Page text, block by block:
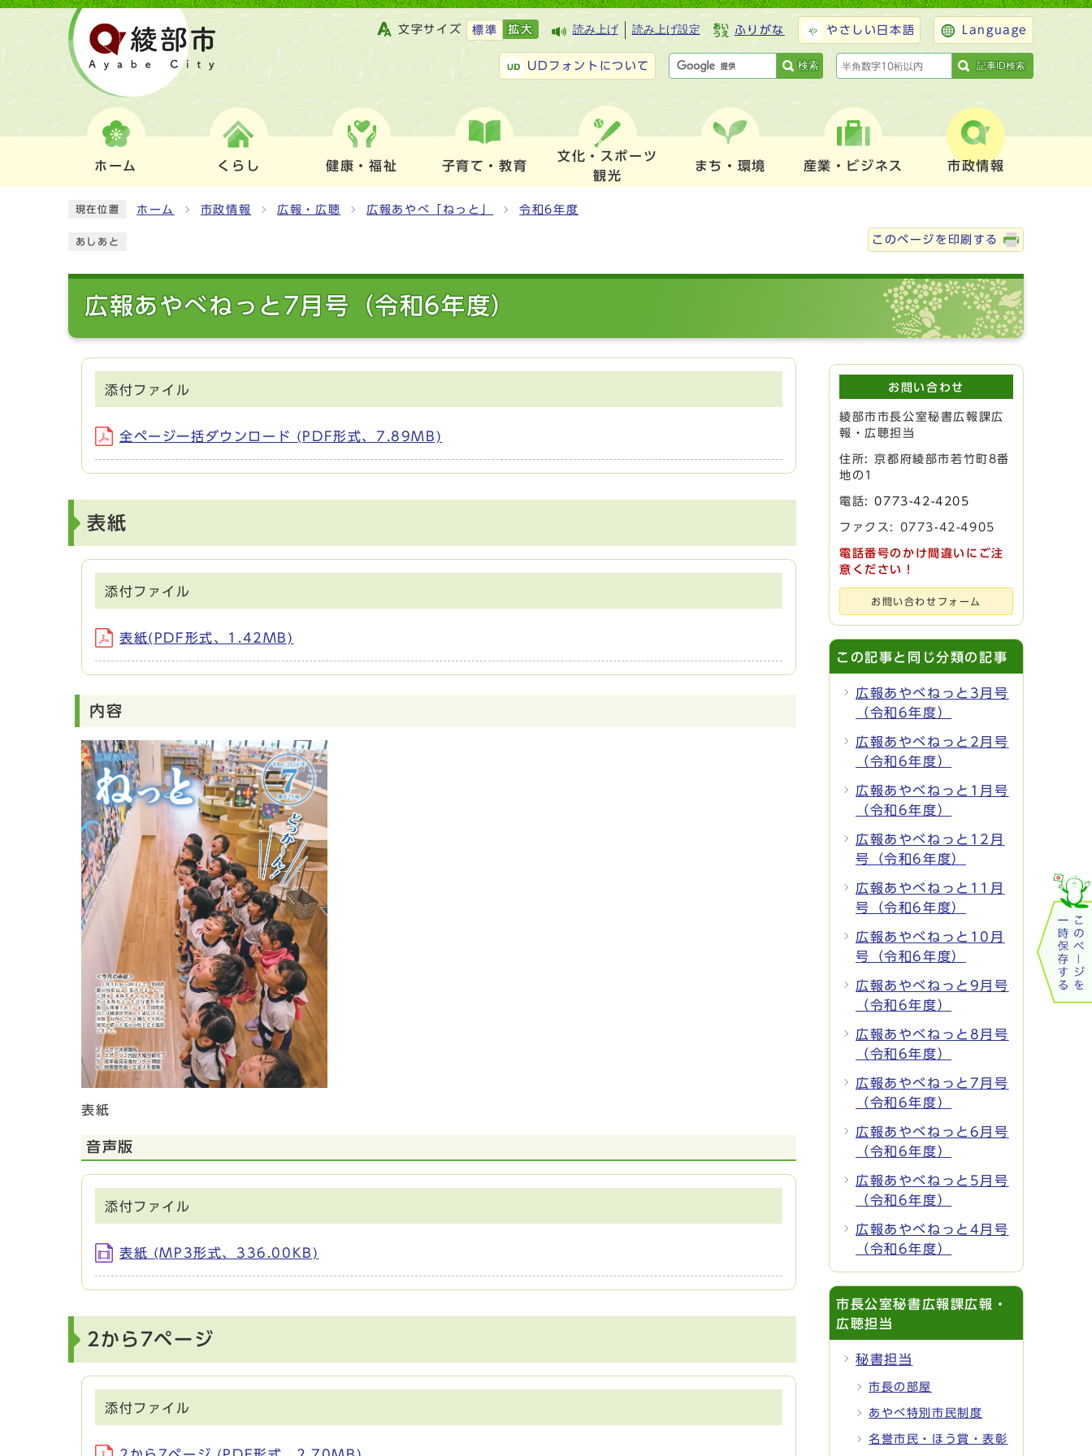
文字サイズ 標準 拡大 読み上げ 読み上げ設定 ふりがな やさしい日本語 Language
UDフォントについて 検索 記事ID検索
ホーム くらし 健康・福祉 子育て・教育
文化・スポーツ
観光
まち・環境 産業・ビジネス 市政情報
現在位置 ホーム 市政情報 広報・広聴 広報あやべ「ねっと」 令和6年度
あしあと このページを印刷する
広報あやべねっと7月号（令和6年度）
添付ファイル
全ページ一括ダウンロード (PDF形式、7.89MB)
表紙
添付ファイル
表紙(PDF形式、1.42MB)
内容
表紙
音声版
添付ファイル
表紙 (MP3形式、336.00KB)
2から7ページ
添付ファイル
お問い合わせ
綾部市市長公室秘書広報課広
報・広聴担当
住所: 京都府綾部市若竹町8番
地の1
電話:0773-42-4205
ファクス: 0773-42-4905
電話番号のかけ間違いにご注
意ください！
お問い合わせフォーム
この記事と同じ分類の記事
広報あやべねっと3月号
（令和6年度）
広報あやべねっと2月号
（令和6年度）
広報あやべねっと1月号
（令和6年度）
広報あやべねっと12月
号（令和6年度）
広報あやべねっと11月
号（令和6年度）
広報あやべねっと10月
号（令和6年度）
広報あやべねっと9月号
（令和6年度）
広報あやべねっと8月号
（令和6年度）
広報あやべねっと7月号
（令和6年度）
広報あやべねっと6月号
（令和6年度）
広報あやべねっと5月号
（令和6年度）
広報あやべねっと4月号
（令和6年度）
市長公室秘書広報課広報・
広聴担当
秘書担当
市長の部屋
あやべ特別市民制度
名誉市民・ほう賞・表彰